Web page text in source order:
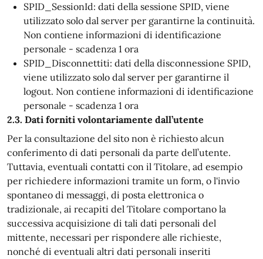
SPID_SessionId: dati della sessione SPID, viene
utilizzato solo dal server per garantirne la continuità.
Non contiene informazioni di identificazione
personale - scadenza 1 ora
SPID_Disconnettiti: dati della disconnessione SPID,
viene utilizzato solo dal server per garantirne il
logout. Non contiene informazioni di identificazione
personale - scadenza 1 ora
2.3. Dati forniti volontariamente dall’utente
Per la consultazione del sito non è richiesto alcun
conferimento di dati personali da parte dell’utente.
Tuttavia, eventuali contatti con il Titolare, ad esempio
per richiedere informazioni tramite un form, o l'invio
spontaneo di messaggi, di posta elettronica o
tradizionale, ai recapiti del Titolare comportano la
successiva acquisizione di tali dati personali del
mittente, necessari per rispondere alle richieste,
nonché di eventuali altri dati personali inseriti